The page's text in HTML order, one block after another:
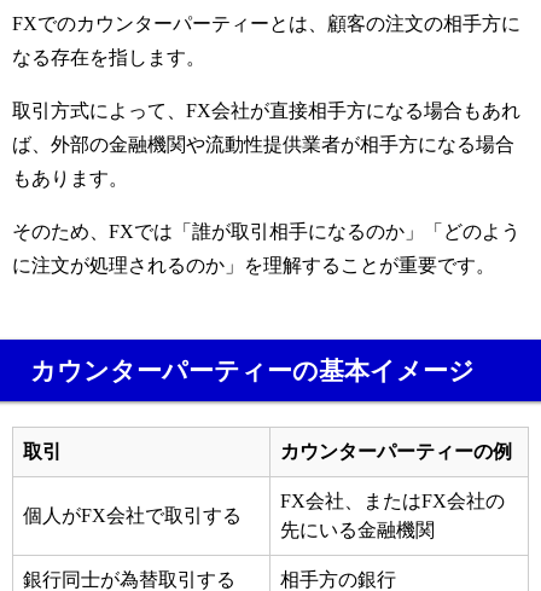
FXでのカウンターパーティーとは、顧客の注文の相手方に
なる存在を指します。
取引方式によって、FX会社が直接相手方になる場合もあれ
ば、外部の金融機関や流動性提供業者が相手方になる場合
もあります。
そのため、FXでは「誰が取引相手になるのか」「どのよう
に注文が処理されるのか」を理解することが重要です。
カウンターパーティーの基本イメージ
取引 カウンターパーティーの例
個人がFX会社で取引する
FX会社、またはFX会社の
先にいる金融機関
銀行同士が為替取引する 相手方の銀行